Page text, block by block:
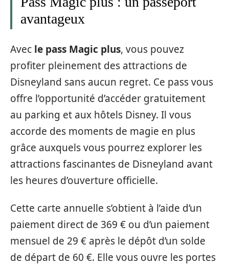
avantageux
Avec le pass Magic plus, vous pouvez
profiter pleinement des attractions de
Disneyland sans aucun regret. Ce pass vous
offre l’opportunité d’accéder gratuitement
au parking et aux hôtels Disney. Il vous
accorde des moments de magie en plus
grâce auxquels vous pourrez explorer les
attractions fascinantes de Disneyland avant
les heures d’ouverture officielle.
Cette carte annuelle s’obtient à l’aide d’un
paiement direct de 369 € ou d’un paiement
mensuel de 29 € après le dépôt d’un solde
de départ de 60 €. Elle vous ouvre les portes